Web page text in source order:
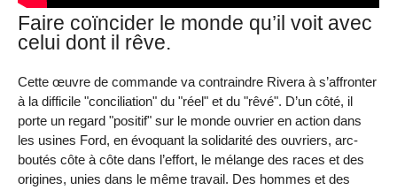
Faire coïncider le monde qu’il voit avec
celui dont il rêve.
Cette œuvre de commande va contraindre Rivera à s’affronter
à la difficile "conciliation" du "réel" et du "rêvé". D’un côté, il
porte un regard "positif" sur le monde ouvrier en action dans
les usines Ford, en évoquant la solidarité des ouvriers, arc-
boutés côte à côte dans l’effort, le mélange des races et des
origines, unies dans le même travail. Des hommes et des